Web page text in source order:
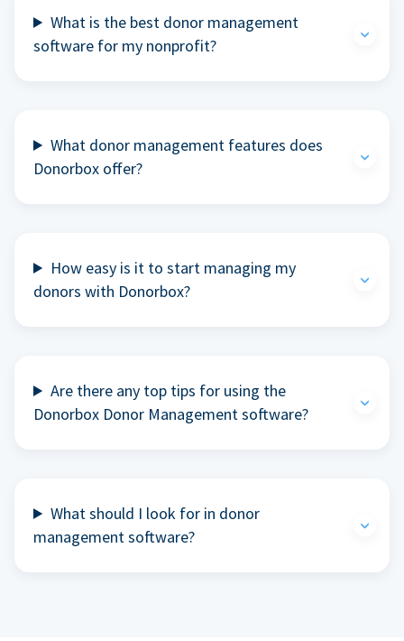
What is the best donor management
software for my nonprofit?
What donor management features does
Donorbox offer?
How easy is it to start managing my
donors with Donorbox?
Are there any top tips for using the
Donorbox Donor Management software?
What should I look for in donor
management software?